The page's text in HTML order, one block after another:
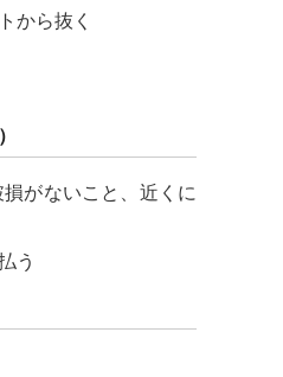
から抜く
がないこと、近くに
う